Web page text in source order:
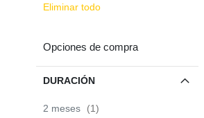
Eliminar todo
Opciones de compra
DURACIÓN
2 meses 1item